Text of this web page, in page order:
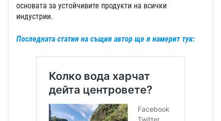
основата за устойчивите продукти на всички
индустрии.
Последната статия на същия автор ще я намерит тук: